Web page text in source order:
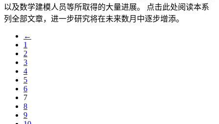
以及数学建模人员等所取得的大量进展。 点击此处阅读本系
列全部文章，进一步研究将在未来数月中逐步增添。
←
1
2
3
4
5
6
7
8
9